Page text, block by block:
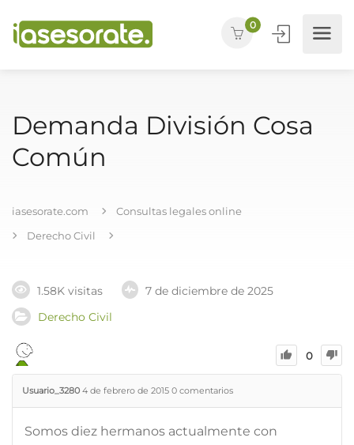
0
Demanda División Cosa
Común
iasesorate.com
Consultas legales online
Derecho Civil
1.58K visitas
7 de diciembre de 2025
Derecho Civil
0
Usuario_3280 4 de febrero de 2015 0 comentarios
Somos diez hermanos actualmente con